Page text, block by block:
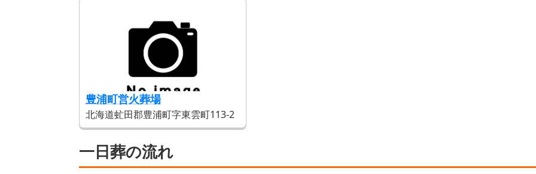
豊浦町営火葬場
北海道虻田郡豊浦町字東雲町113-2
一日葬の流れ